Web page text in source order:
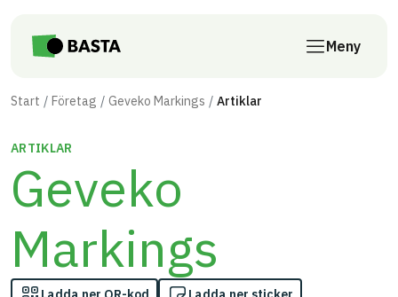
Meny
Start Företag Geveko Markings Artiklar
ARTIKLAR
Geveko
Markings